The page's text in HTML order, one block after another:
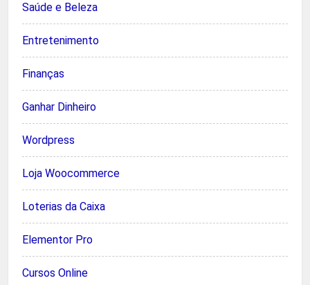
Saúde e Beleza
Entretenimento
Finanças
Ganhar Dinheiro
Wordpress
Loja Woocommerce
Loterias da Caixa
Elementor Pro
Cursos Online